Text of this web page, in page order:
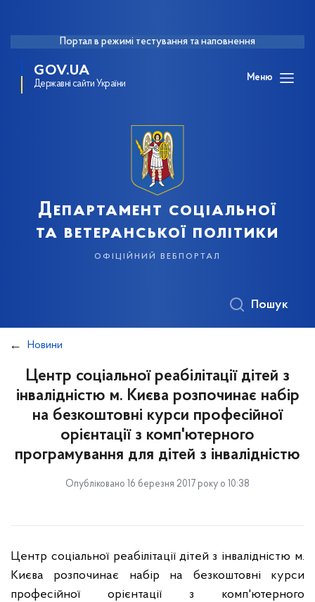
Портал в режимі тестування та наповнення
GOV.UA
Державні сайти України
Меню
Департамент соціальної
та ветеранської політики
офіційний вебпортал
Пошук
Новини
Центр соціальної реабілітації дітей з
інвалідністю м. Києва розпочинає набір
на безкоштовні курси професійної
орієнтації з комп'ютерного
програмування для дітей з інвалідністю
Опубліковано 16 березня 2017 року о 10:38
Центр соціальної реабілітації дітей з інвалідністю м.
Києва розпочинає набір на безкоштовні курси
професійної орієнтації з комп'ютерного